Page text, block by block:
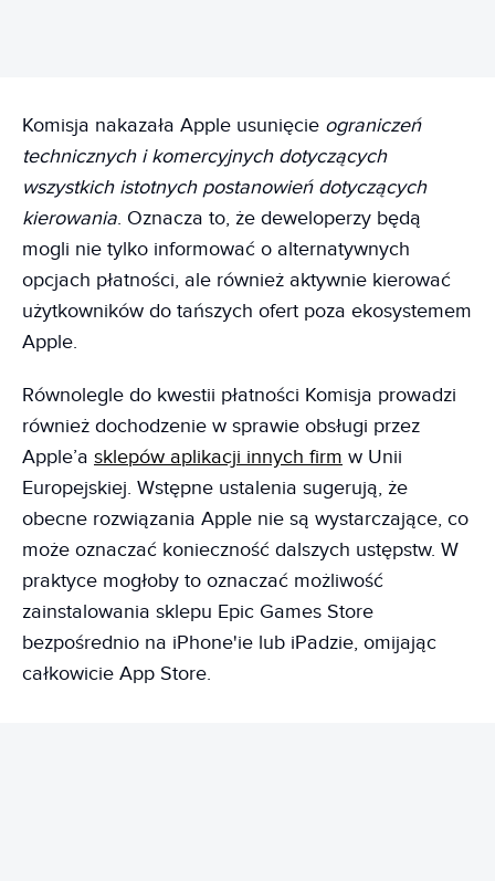
Komisja nakazała Apple usunięcie ograniczeń
technicznych i komercyjnych dotyczących
wszystkich istotnych postanowień dotyczących
kierowania. Oznacza to, że deweloperzy będą
mogli nie tylko informować o alternatywnych
opcjach płatności, ale również aktywnie kierować
użytkowników do tańszych ofert poza ekosystemem
Apple.
Równolegle do kwestii płatności Komisja prowadzi
również dochodzenie w sprawie obsługi przez
Apple’a sklepów aplikacji innych firm w Unii
Europejskiej. Wstępne ustalenia sugerują, że
obecne rozwiązania Apple nie są wystarczające, co
może oznaczać konieczność dalszych ustępstw. W
praktyce mogłoby to oznaczać możliwość
zainstalowania sklepu Epic Games Store
bezpośrednio na iPhone'ie lub iPadzie, omijając
całkowicie App Store.